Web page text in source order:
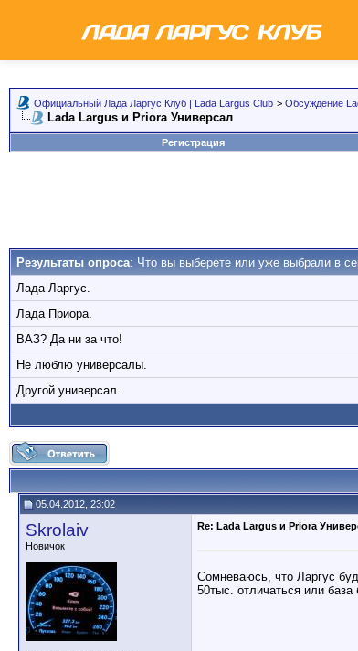
Официальный Лада Ларгус Клуб | Lada Largus Club > Обсуждение
Lada Largus и Priora Универсал
Регистрация
Результаты опроса: Что вы выберете или уже выбрали в
Лада Ларгус.
Лада Приора.
ВАЗ? Да ни за что!
Не люблю универсалы.
Другой универсал.
05.04.2012, 23:02
Skrolaiv
Новичок
Re: Lada Largus и Priora
Сомневаюсь, что Ларгус
50тыс. отличаться или